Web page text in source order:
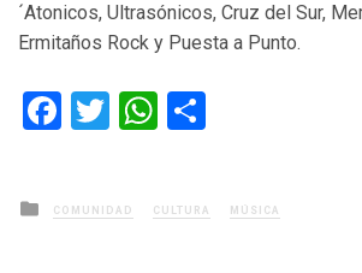
´Atonicos, Ultrasónicos, Cruz del Sur,
Ermitaños Rock y Puesta a Punto.
Facebook
TwitterWhatsApp
Posted
in
COMUNIDAD CULTURA MÚSICA